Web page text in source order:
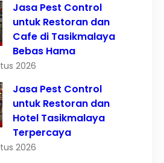
Jasa Pest Control
untuk Restoran dan
Cafe di Tasikmalaya
Bebas Hama
2026
Jasa Pest Control
untuk Restoran dan
Hotel Tasikmalaya
Terpercaya
2026